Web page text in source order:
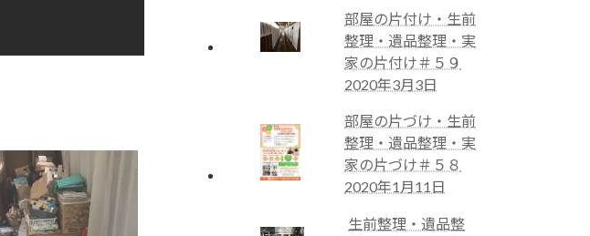
部屋の片付け・生前
整理・遺品整理・実
家の片付け＃５９
2020年3月3日
部屋の片づけ・生前
整理・遺品整理・実
家の片づけ＃５８
2020年1月11日
生前整理・遺品整